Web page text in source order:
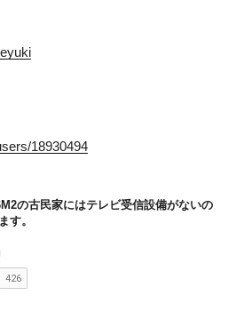
18930494
の古民家にはテレビ受信設備がないの
す。